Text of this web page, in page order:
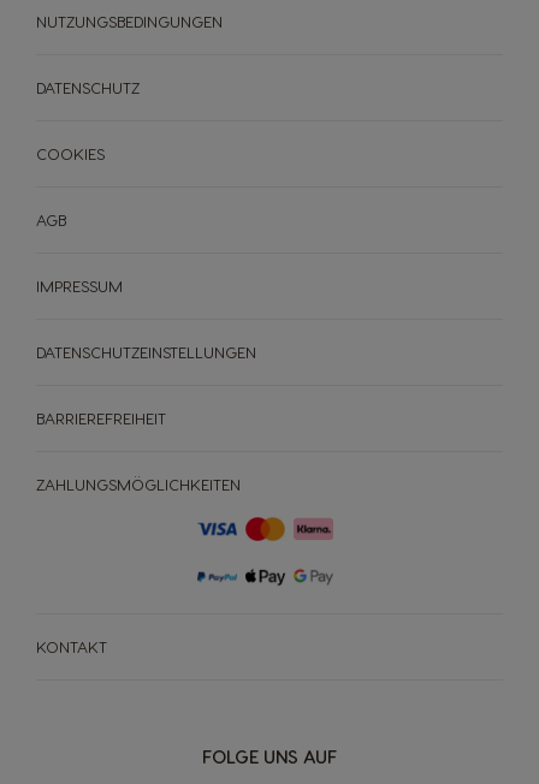
Schnell Nachbestellen
Maschinenvergleich Maschinen Help-Center
FOLGE UNS AUF
ZAHLUNGSMÖGLICHKEITEN
KONTAKT
NUTZUNGSBEDINGUNGEN
DATENSCHUTZ
COOKIES
AGB
IMPRESSUM
DATENSCHUTZEINSTELLUNGEN
BARRIEREFREIHEIT